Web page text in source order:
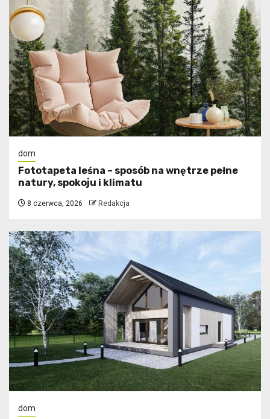
dom
​Fototapeta leśna – sposób na wnętrze pełne
natury, spokoju i klimatu
8 czerwca, 2026 Redakcja
dom